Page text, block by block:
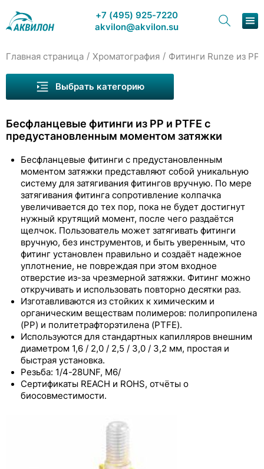
+7 (495) 925-7220
akvilon@akvilon.su
Сервис и ремонт
О компании
Контакты
Главная страница / Хроматография / Фитинги Runze из
Бесфланцевые фитинги из PP и PTFE с
предустановленным моментом затяжки
Бесфланцевые фитинги с предустановленным
моментом затяжки представляют собой уникальную
систему для затягивания фитингов вручную. По мере
затягивания фитинга сопротивление колпачка
увеличивается до тех пор, пока не будет достигнут
нужный крутящий момент, после чего раздаётся
щелчок. Пользователь может затягивать фитинги
вручную, без инструментов, и быть уверенным, что
фитинг установлен правильно и создаёт надежное
уплотнение, не повреждая при этом входное
отверстие из-за чрезмерной затяжки. Фитинг можно
откручивать и использовать повторно десятки раз.
Изготавливаются из стойких к химическим и
органическим веществам полимеров: полипропилена
(PP) и политетрафторэтилена (PTFE).
Используются для стандартных капилляров внешним
диаметром 1,6 / 2,0 / 2,5 / 3,0 / 3,2 мм, простая и
быстрая установка.
Резьба: 1/4-28UNF, M6/
Сертификаты REACH и ROHS, отчёты о
биосовместимости.
Выбрать категорию
Капилляры Runze
Фитинги Runze из PEEK
Переходники Runze из PEEK с внутренней
резьбой
Фитинги Runze из PP, PTFE, PPS и других
полимерных материалов
Фланцевые фитинги из полипропилена
Фланцевые фитинги из PPS и PP с прижимной
шайбой
Фланцевые фитинги из полипропилена с
прижимной шайбой и силиконовой трубкой
Бесфланцевые фитинги из неокрашенных
полимеров
полипропилена
Бесфланцевые фитинги из PP и PTFE с
предустановленным моментом затяжки